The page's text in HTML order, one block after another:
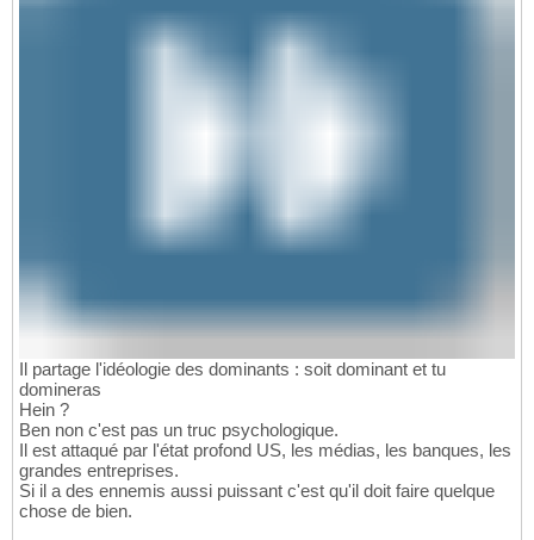
Il partage l'idéologie des dominants : soit dominant et tu
domineras
Hein ?
Ben non c'est pas un truc psychologique.
Il est attaqué par l'état profond US, les médias, les banques, les
grandes entreprises.
Si il a des ennemis aussi puissant c'est qu'il doit faire quelque
chose de bien.